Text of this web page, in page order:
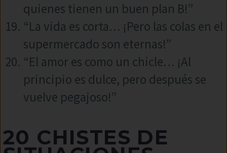
quienes tienen un buen plan B!”
“La vida es corta… ¡Pero las colas en el
supermercado son eternas!”
“El amor es como un chicle… ¡Al
principio es dulce, pero después se
vuelve pegajoso!”
20 CHISTES DE